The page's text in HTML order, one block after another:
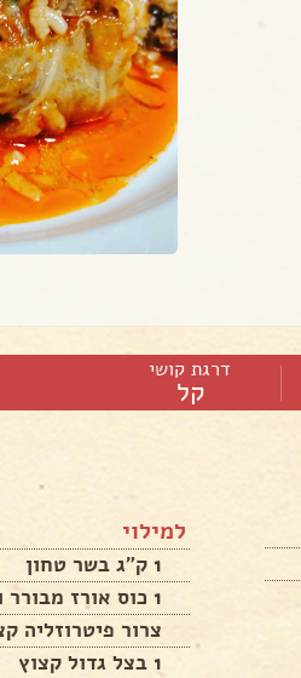
דרגת קושי
קל
למילוי
1 ק"ג בשר טחון
1 כוס אורז מבורר ושטוף
צרור פיטרוזליה
1 בצל גדול קצוץ